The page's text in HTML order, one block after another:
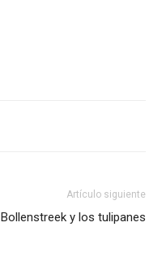
Artículo siguiente
Bollenstreek y los tulipanes